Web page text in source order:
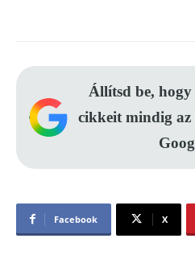
Állítsd be,
cikkeit mindig az
Facebook X